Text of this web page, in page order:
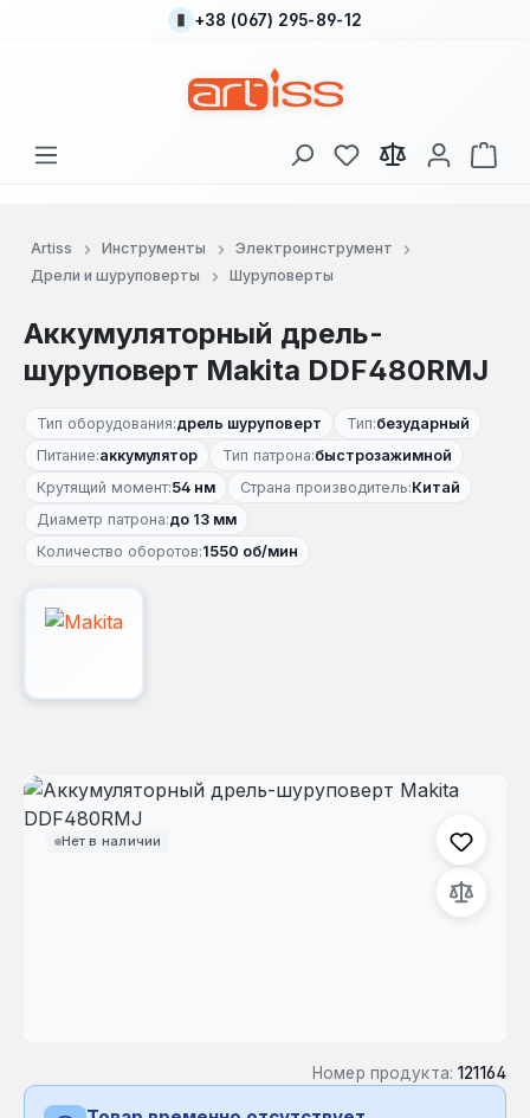
Перейти к основному содержанию
+38 (067) 295-89-12
У вас есть товары
В
Artiss Инструменты
Электроинструмент
Дрели и шуруповерты
Шуруповерты
Аккумуляторный дрель-
шуруповерт Makita DDF480RMJ
Тип оборудования:дрель шуруповерт Тип:безударный
Питание:аккумулятор Тип патрона:быстрозажимной
Крутящий момент:54 нм Страна производитель:Китай
Диаметр патрона:до 13 мм
Количество оборотов:1550 об/мин
Нет в наличии
Пропустить галерею изображений
Номер продукта: 121164